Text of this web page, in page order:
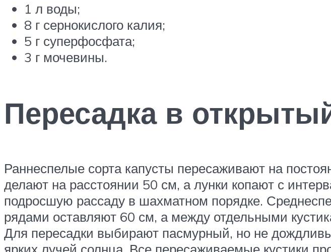
1 л воды;
8 г сернокислого калия;
5 г суперфосфата;
3 г мочевины.
Пересадка в
Раннеспелые сорта капусты пересаживают на
делают на расстоянии 50 см, а лунки копают с
подросшую рассаду в шахматном порядке.
рядами оставляют 60 см, а между отдельными
Для пересадки выбирают пасмурный, но не